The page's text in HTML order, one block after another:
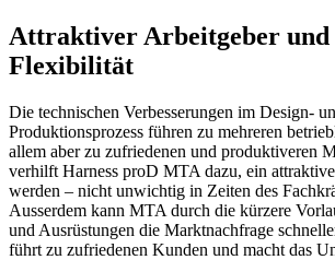
Attraktiver Arbeitgeber und
Flexibilität
Die technischen Verbesserungen im Design-
Produktionsprozess führen zu mehreren
allem aber zu zufriedenen und produktiveren
verhilft Harness proD MTA dazu, ein
werden – nicht unwichtig in Zeiten des
Ausserdem kann MTA durch die kürzere
und Ausrüstungen die Marktnachfrage
führt zu zufriedenen Kunden und macht das